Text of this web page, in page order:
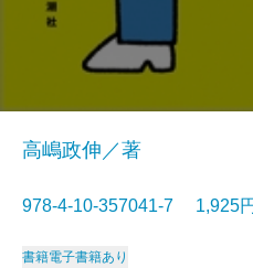
高嶋政伸／著
978-4-10-357041-7 1,925
書籍電子書籍あり